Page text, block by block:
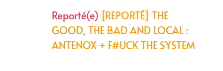
Reporté(e) [REPORTÉ] THE
GOOD, THE BAD AND LOCAL :
ANTENOX + F#UCK THE SYSTEM